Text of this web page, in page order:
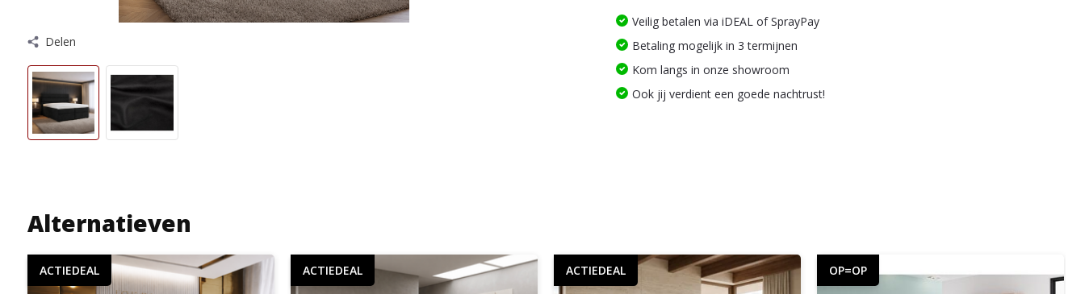
Delen
Veilig betalen via iDEAL of SprayPay
Betaling mogelijk in 3 termijnen
Kom langs in onze showroom
Ook jij verdient een goede nachtrust!
Alternatieven
ACTIEDEAL ACTIEDEAL ACTIEDEAL OP=OP